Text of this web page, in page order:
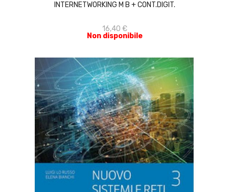
INTERNETWORKING M B + CONT.DIGIT.
16,40 €
Non disponibile